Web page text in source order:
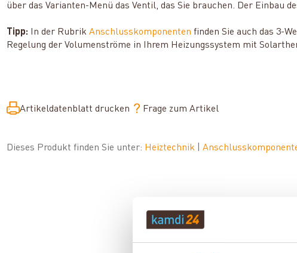
über das Varianten-Menü das Ventil, das Sie brauchen. Der Einbau
Tipp: In der RubrikAnschlusskomponenten finden Sie auch das 3-
Regelung der Volumenströme in Ihrem Heizungssystem mit
Artikeldatenblatt drucken Frage zum Artikel
Dieses Produkt finden Sie unter: Heiztechnik |